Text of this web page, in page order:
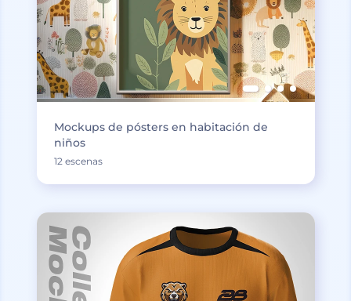
Mockups de pósters en habitación de
niños
12 escenas